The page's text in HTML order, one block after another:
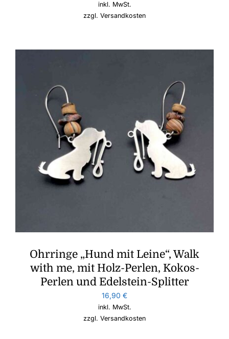
inkl. MwSt.
zzgl. Versandkosten
Ohrringe „Hund mit Leine“, Walk
with me, mit Holz-Perlen, Kokos-
Perlen und Edelstein-Splitter
16,90 €
inkl. MwSt.
zzgl. Versandkosten